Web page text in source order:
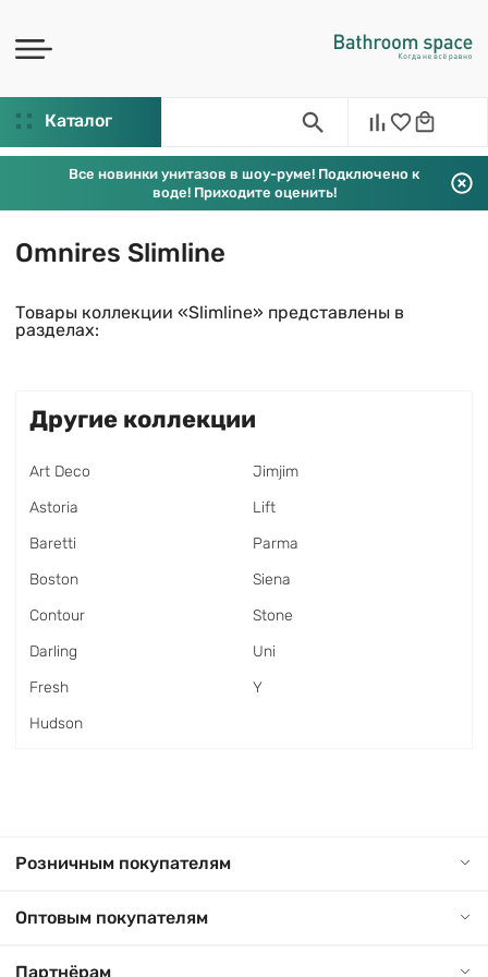
Каталог
Все новинки унитазов в шоу-руме! Подключено к
воде! Приходите оценить!
Omnires Slimline
Товары коллекции «Slimline» представлены в
разделах:
Другие коллекции
Art Deco
Astoria
Baretti
Boston
Contour
Darling
Fresh
Hudson
Jimjim
Lift
Parma
Siena
Stone
Uni
Y
Розничным покупателям
Оптовым покупателям
Партнёрам